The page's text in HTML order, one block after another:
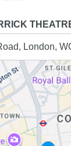
London,